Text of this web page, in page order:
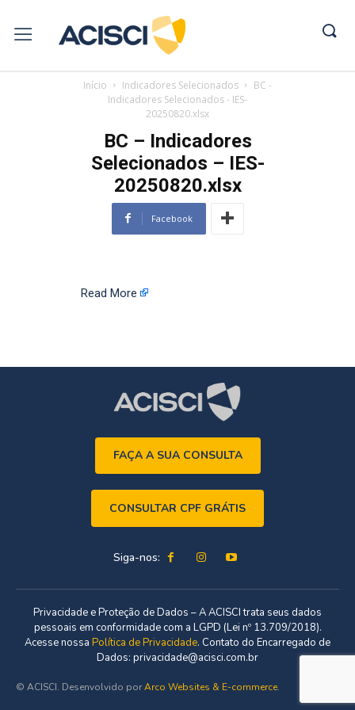
Início Indicadores Selecionados
BC -
Indicadores Selecionados - IES-
20250820.xlsx
BC – Indicadores
Selecionados – IES-
20250820.xlsx
Facebook
Read More
FAÇA A SUA CONSULTA
CONSULTAR CPF GRÁTIS
Siga-nos:
Privacidade e Proteção de Dados – A ACISCI trata seus dados
pessoais em conformidade com a LGPD (Lei nº 13.709/2018).
Acesse nossa Política de Privacidade. Contato do Encarregado de
Dados: privacidade@acisci.com.br
© ACISCI. Desenvolvido porArco Websites & E-commerce.